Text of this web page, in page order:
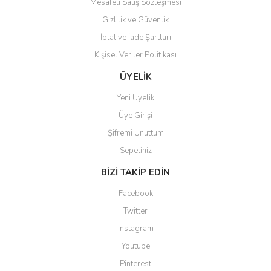
Gönder
Mesafeli Satış Sözleşmesi
Gizlilik ve Güvenlik
İptal ve İade Şartları
Kişisel Veriler Politikası
ÜYELİK
Yeni Üyelik
Üye Girişi
Şifremi Unuttum
Sepetiniz
BİZİ TAKİP EDİN
Facebook
Twitter
Instagram
Youtube
Pinterest